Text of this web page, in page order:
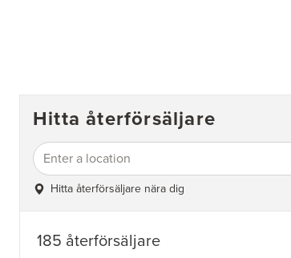
Hitta återförsäljare
Hitta återförsäljare nära dig
185 återförsäljare